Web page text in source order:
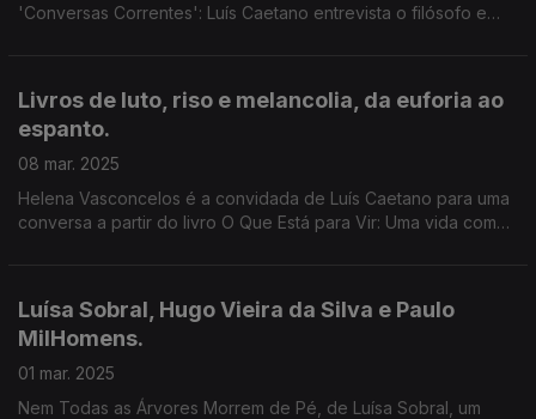
'Conversas Correntes': Luís Caetano entrevista o filósofo e
Livros de luto, riso e melancolia, da euforia ao
espanto.
08 mar. 2025
Helena Vasconcelos é a convidada de Luís Caetano para uma
conversa a partir do livro O Que Está para Vir: Uma vida com
Luísa Sobral, Hugo Vieira da Silva e Paulo
MilHomens.
01 mar. 2025
Nem Todas as Árvores Morrem de Pé, de Luísa Sobral, um